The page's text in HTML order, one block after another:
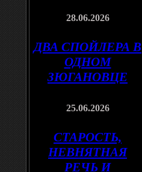
28.06.2026
ДВА СПОЙЛЕРА В
ОДНОМ
ЗЮГАНОВЦЕ
25.06.2026
СТАРОСТЬ,
НЕВНЯТНАЯ
РЕЧЬ И